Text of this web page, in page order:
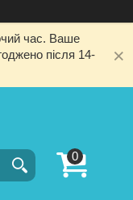
час. Ваше
після 14-